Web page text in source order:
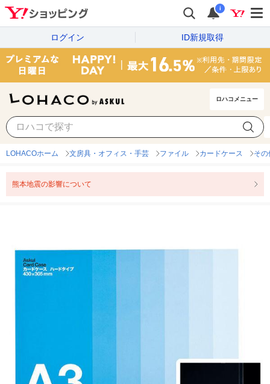
i
ログイン ID新規取得
ロハコメニュー
LOHACOホーム 文房具・オフィス・手芸 ファイル カードケース そ
熊本地震の影響について